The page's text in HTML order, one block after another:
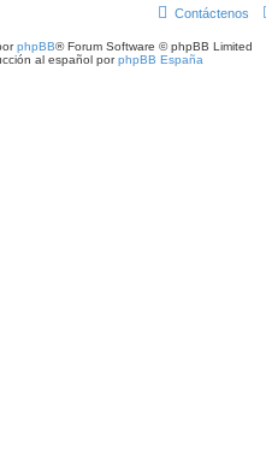
Contáctenos
phpBB® Forum Software © phpBB Limited
al español porphpBB España